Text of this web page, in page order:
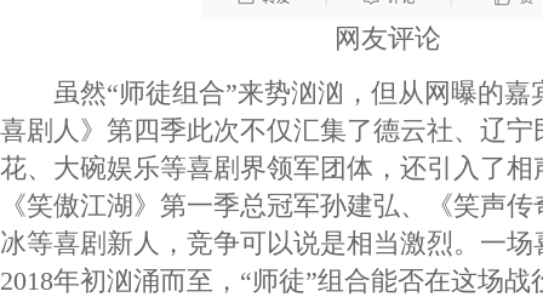
网友评论
虽然“师徒组合”来势汹汹，但从网曝的嘉
喜剧人》第四季此次不仅汇集了德云社、辽
花、大碗娱乐等喜剧界领军团体，还引入了
《笑傲江湖》第一季总冠军孙建弘、《笑声
冰等喜剧新人，竞争可以说是相当激烈。一
2018年初汹涌而至，“师徒”组合能否在这场